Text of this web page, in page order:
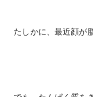
たしかに、最近顔が